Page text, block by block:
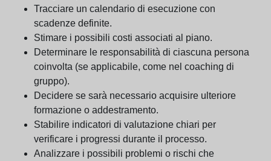
Tracciare un calendario di esecuzione con
scadenze definite.
Stimare i possibili costi associati al piano.
Determinare le responsabilità di ciascuna persona
coinvolta (se applicabile, come nel coaching di
gruppo).
Decidere se sarà necessario acquisire ulteriore
formazione o addestramento.
Stabilire indicatori di valutazione chiari per
verificare i progressi durante il processo.
Analizzare i possibili problemi o rischi che